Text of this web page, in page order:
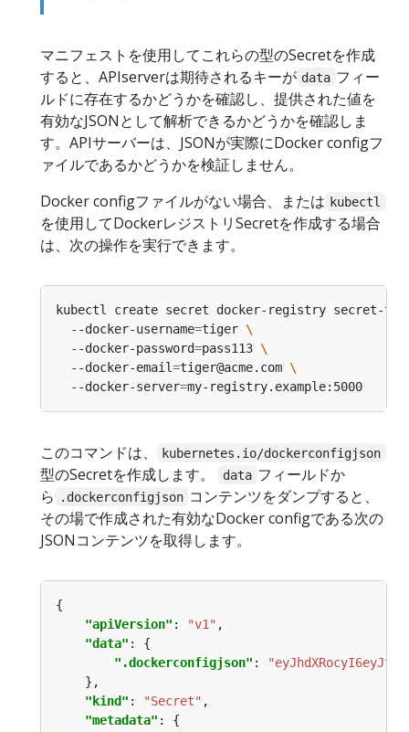
マニフェストを使用してこれらの型のSecretを作成
すると、APIserverは期待されるキーが data フィー
ルドに存在するかどうかを確認し、提供された値を
有効なJSONとして解析できるかどうかを確認しま
す。APIサーバーは、JSONが実際にDocker configフ
ァイルであるかどうかを検証しません。
Docker configファイルがない場合、または kubectl
を使用してDockerレジストリSecretを作成する場合
は、次の操作を実行できます。
kubectl create secret docker-registry secret-
  --docker-username
=tiger
  --docker-password
=pass113
  --docker-email
=tiger@acme.com
  --docker-server
=
このコマンドは、 kubernetes.io/dockerconfigjson
型のSecretを作成します。 data フィールドか
ら
.dockerconfigjson コンテンツをダンプすると、
その場で作成された有効なDocker configである次の
JSONコンテンツを取得します。
"apiVersion" : "v1"
"data"
".dockerconfigjson" :
"kind" : "Secret"
"metadata"